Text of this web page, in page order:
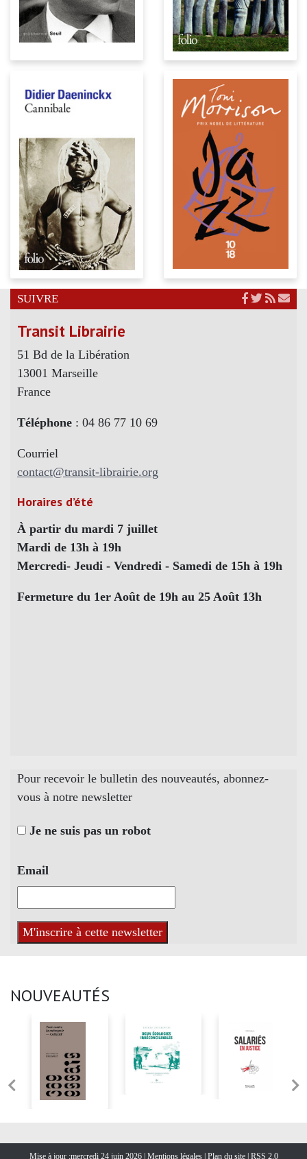
SUIVRE
Transit Librairie
51 Bd de la Libération
13001 Marseille
France
Téléphone : 04 86 77 10 69
Courriel
contact@transit-librairie.org
Horaires d’été
À partir du mardi 7 juillet
Mardi de 13h à 19h
Mercredi- Jeudi - Vendredi - Samedi de 15h à 19h
Fermeture du 1er Août de 19h au 25 Août 13h
Pour recevoir le bulletin des nouveautés, abonnez-
vous à notre newsletter
Je ne suis pas un robot
Email
NOUVEAUTÉS
Mise à jour :mercredi 24 juin 2026 | Mentions légales | Plan du site |RSS 2.0